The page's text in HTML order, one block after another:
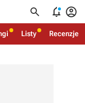
  
Listy Recenzje